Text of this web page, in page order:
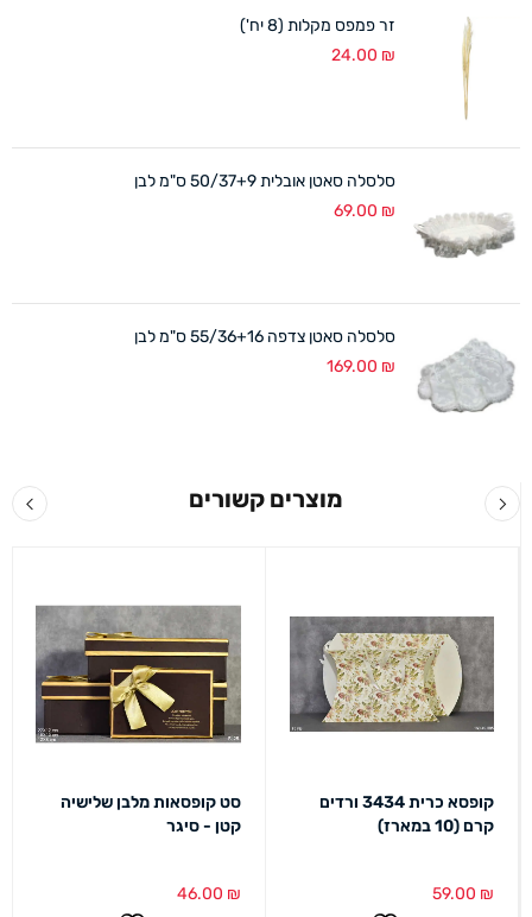
זר פמפס מקלות (8 יח')
24.00 ₪
סלסלה סאטן אובלית 50/37+9 ס"מ לבן
69.00 ₪
סלסלה סאטן צדפה 55/36+16 ס"מ לבן
169.00 ₪
מוצרים קשורים
קופסא כרית 3434 ורדים
קרם (10 במארז)
59.00 ₪
סט קופסאות מלבן שלישיה
קטן - סיגר
46.00 ₪